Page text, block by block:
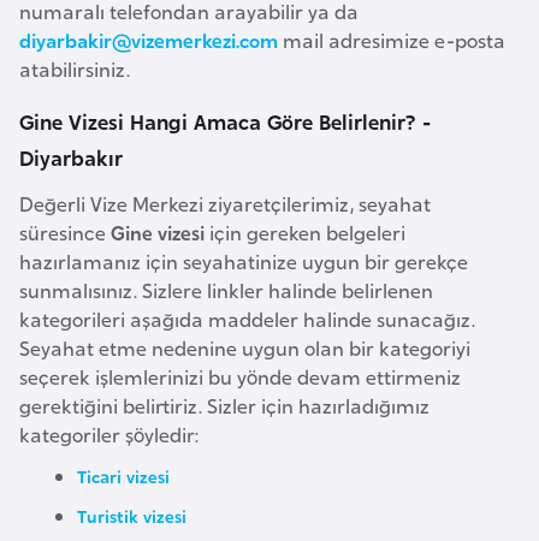
numaralı telefondan arayabilir ya da
diyarbakir@vizemerkezi.com mail adresimize e-posta
atabilirsiniz.
Gine Vizesi Hangi Amaca Göre Belirlenir? -
Diyarbakır
Değerli Vize Merkezi ziyaretçilerimiz, seyahat
süresinceGine vizesi için gereken belgeleri
hazırlamanız için seyahatinize uygun bir gerekçe
sunmalısınız. Sizlere linkler halinde belirlenen
kategorileri aşağıda maddeler halinde sunacağız.
Seyahat etme nedenine uygun olan bir kategoriyi
seçerek işlemlerinizi bu yönde devam ettirmeniz
gerektiğini belirtiriz. Sizler için hazırladığımız
kategoriler şöyledir:
Ticari vizesi
Turistik vizesi
B
l
ç
k
a
B
e
n
i
n